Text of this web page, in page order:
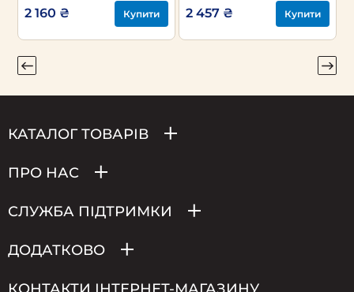
2 160 ₴ Купити 2 457 ₴ Купити
КАТАЛОГ ТОВАРІВ
ПРО НАС
СЛУЖБА ПІДТРИМКИ
ДОДАТКОВО
КОНТАКТИ ІНТЕРНЕТ-МАГАЗИНУ